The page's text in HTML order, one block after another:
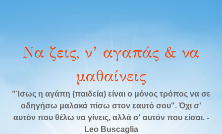
Να ζεις, ν’ αγαπάς & να
μαθαίνεις
"Ίσως η αγάπη (παιδεία) είναι ο μόνος τρόπος να σε
οδηγήσω μαλακά πίσω στον εαυτό σου". Όχι σ'
αυτόν που θέλω να γίνεις, αλλά σ' αυτόν που είσαι. -
Leo Buscaglia